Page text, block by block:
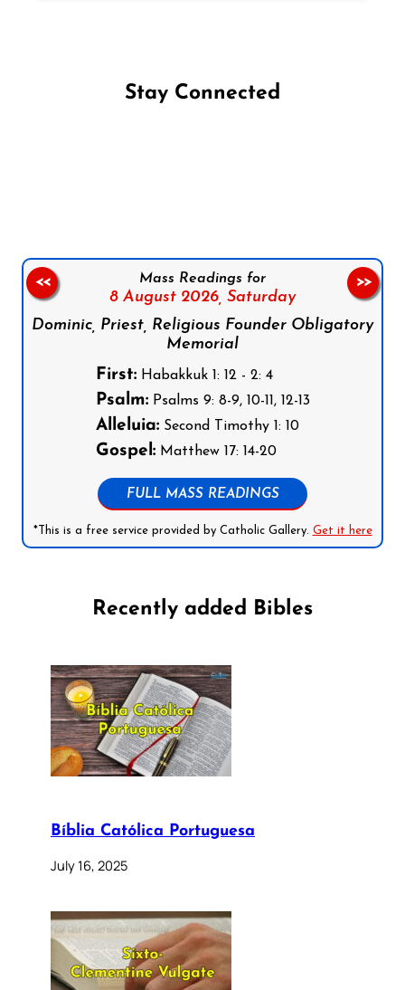
Stay Connected
Mass Readings for
8 August 2026, Saturday
Dominic, Priest, Religious Founder Obligatory
Memorial
First:Habakkuk 1: 12 - 2: 4
Psalm:Psalms 9: 8-9, 10-11, 12-13
Alleluia:Second Timothy 1: 10
Gospel:Matthew 17: 14-20
FULL MASS READINGS
*This is a free service provided by Catholic Gallery. Get it here
<< >>
Recently added Bibles
Bíblia Católica Portuguesa
July 16, 2025